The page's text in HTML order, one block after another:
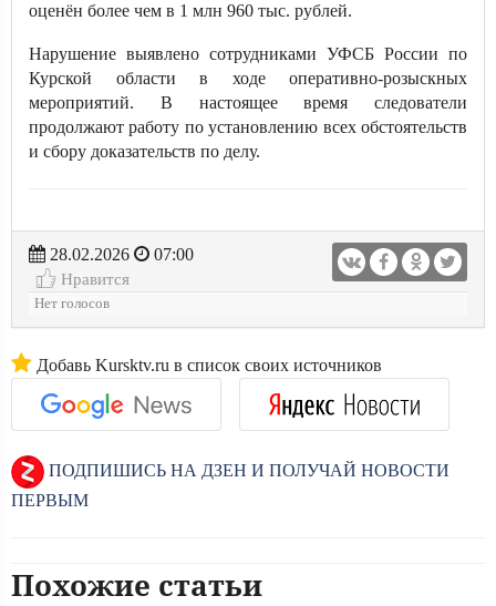
оценён более чем в 1 млн 960 тыс. рублей.
Нарушение выявлено сотрудниками УФСБ России по
Курской области в ходе оперативно-розыскных
мероприятий. В настоящее время следователи
продолжают работу по установлению всех обстоятельств
и сбору доказательств по делу.
28.02.2026
07:00
Нравится
Нет голосов
Добавь Kursktv.ru в список своих источников
ПОДПИШИСЬ НА ДЗЕН И ПОЛУЧАЙ НОВОСТИ
ПЕРВЫМ
Похожие статьи